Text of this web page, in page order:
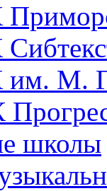
М.
школы